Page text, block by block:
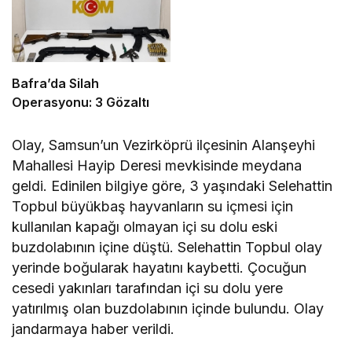
Bafra’da Silah
Operasyonu: 3 Gözaltı
Olay, Samsun’un Vezirköprü ilçesinin Alanşeyhi
Mahallesi Hayip Deresi mevkisinde meydana
geldi. Edinilen bilgiye göre, 3 yaşındaki Selehattin
Topbul büyükbaş hayvanların su içmesi için
kullanılan kapağı olmayan içi su dolu eski
buzdolabının içine düştü. Selehattin Topbul olay
yerinde boğularak hayatını kaybetti. Çocuğun
cesedi yakınları tarafından içi su dolu yere
yatırılmış olan buzdolabının içinde bulundu. Olay
jandarmaya haber verildi.